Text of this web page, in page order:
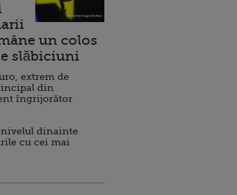
un colos
slăbiciuni
extrem de
din
îngrijorător
nivelul dinainte
cu cei mai